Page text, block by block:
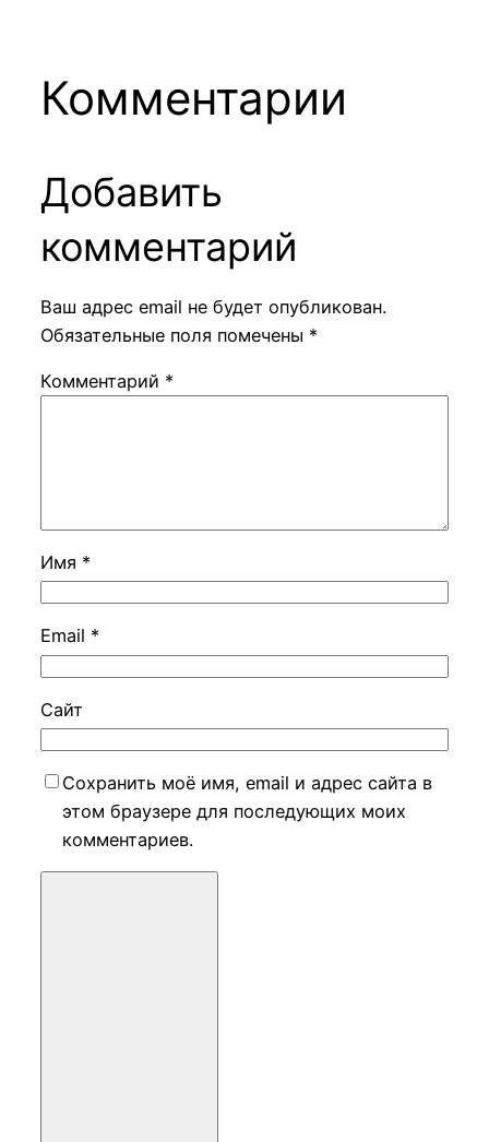
Комментарии
Добавить
комментарий
Ваш адрес email не будет опубликован.
Обязательные поля помечены *
Комментарий *
Имя *
Email *
Сайт
Сохранить моё имя, email и адрес сайта в
этом браузере для последующих моих
комментариев.